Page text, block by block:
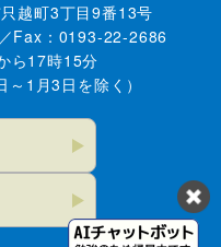
越町3丁目9番13号
Fax：0193-22-2686
ら17時15分
～1月3日を除く）